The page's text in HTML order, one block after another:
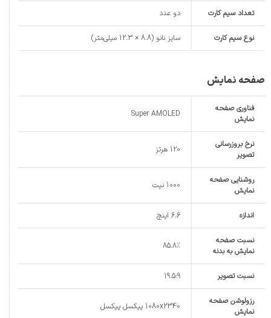
تعداد سیم کارت دو عدد
نوع سیم کارت سایز نانو (8.8 × 12.3 میلی‌متر)
صفحه نمایش
فناوری صفحه‌
نمایش
Super AMOLED
نرخ بروزرسانی
تصویر
120 هرتز
روشنایی صفحه
نمایش
1000 نیت
اندازه 6.6 اینچ
نسبت صفحه‌
نمایش به بدنه
85.8%
نسبت تصویر 19.5:9
رزولوشن صفحه
نمایش
1080x2340 پیکسل پیکسل